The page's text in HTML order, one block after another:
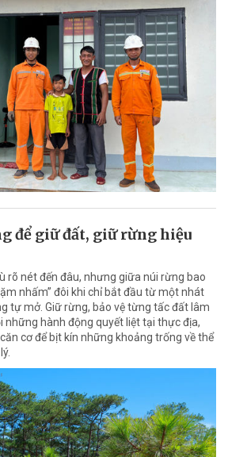
để giữ đất, giữ rừng hiệu
rõ nét đến đâu, nhưng giữa núi rừng bao
nhấm” đôi khi chỉ bắt đầu từ một nhát
tự mở. Giữ rừng, bảo vệ từng tấc đất lâm
những hành động quyết liệt tại thực địa,
cơ để bịt kín những khoảng trống về thể